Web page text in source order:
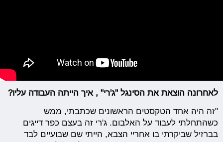
לאחרונה הוצאת את הסינגל "ג'רי" , איך הייתה העבודה עליו?
"זה היה אחד הטקסטים הראשונים שכתבתי, ממש
כשהתחלתי לעבוד על האלבום. ג'רי זה בעצם כפר דייגים
בברזיל שביקרתי בו אחריי הצבא, הייתי שם שבועיים לבד